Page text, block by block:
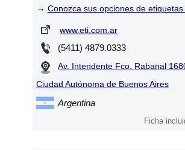
→ Conozca sus opciones de etiquetas
www.eti.com.ar
(5411) 4879.0333
Av. Intendente Fco. Rabanal
Ciudad Autónoma de Buenos Aires
Argentina
Ficha